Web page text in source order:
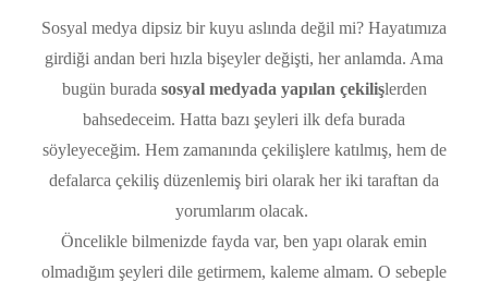
Sosyal medya dipsiz bir kuyu aslında değil mi? Hayatımıza
girdiği andan beri hızla bişeyler değişti, her anlamda. Ama
bugün burada sosyal medyada yapılan çekilişlerden
bahsedeceim. Hatta bazı şeyleri ilk defa burada
söyleyeceğim. Hem zamanında çekilişlere katılmış, hem de
defalarca çekiliş düzenlemiş biri olarak her iki taraftan da
yorumlarım olacak.
Öncelikle bilmenizde fayda var, ben yapı olarak emin
olmadığım şeyleri dile getirmem, kaleme almam. O sebeple